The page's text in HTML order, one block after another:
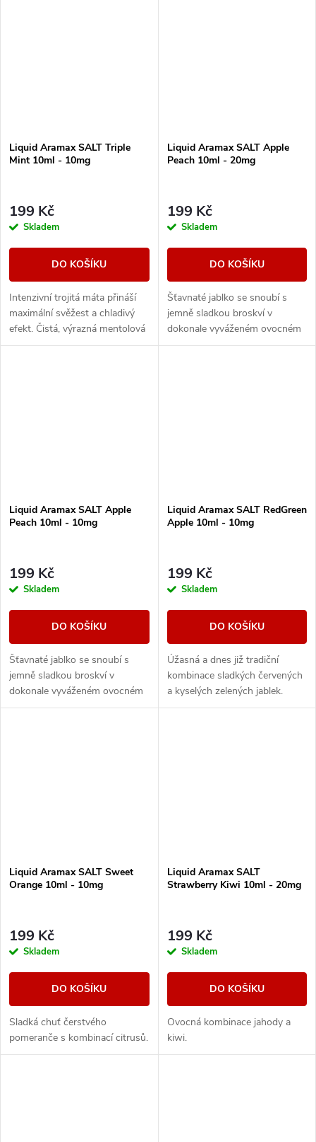
Liquid Aramax SALT Triple
Mint 10ml - 10mg
199 Kč
Skladem
DO KOŠÍKU
Intenzivní trojitá máta přináší
maximální svěžest a chladivý
efekt. Čistá, výrazná mentolová
chuť pro milovníky silného
Liquid Aramax SALT Apple
Peach 10ml - 20mg
199 Kč
Skladem
DO KOŠÍKU
Šťavnaté jablko se snoubí s
jemně sladkou broskví v
dokonale vyváženém ovocném
mixu.
Liquid Aramax SALT Apple
Peach 10ml - 10mg
199 Kč
Skladem
DO KOŠÍKU
Šťavnaté jablko se snoubí s
jemně sladkou broskví v
dokonale vyváženém ovocném
mixu.
Liquid Aramax SALT RedGreen
Apple 10ml - 10mg
199 Kč
Skladem
DO KOŠÍKU
Úžasná a dnes již tradiční
kombinace sladkých červených
a kyselých zelených jablek.
Liquid Aramax SALT Sweet
Orange 10ml - 10mg
199 Kč
Skladem
DO KOŠÍKU
Sladká chuť čerstvého
pomeranče s kombinací citrusů.
Liquid Aramax SALT
Strawberry Kiwi 10ml - 20mg
199 Kč
Skladem
DO KOŠÍKU
Ovocná kombinace jahody a
kiwi.